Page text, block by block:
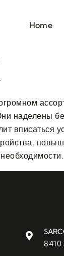
Home
наделены
вписаться
8410